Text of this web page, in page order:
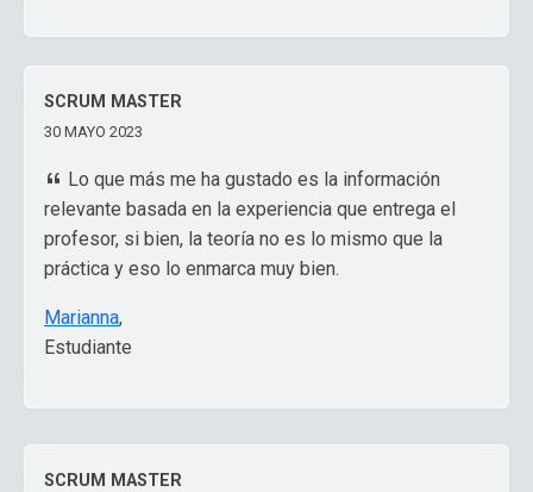
SCRUM MASTER
30 MAYO 2023
Lo que más me ha gustado es la información
relevante basada en la experiencia que entrega el
profesor, si bien, la teoría no es lo mismo que la
práctica y eso lo enmarca muy bien.
Marianna,
Estudiante
SCRUM MASTER